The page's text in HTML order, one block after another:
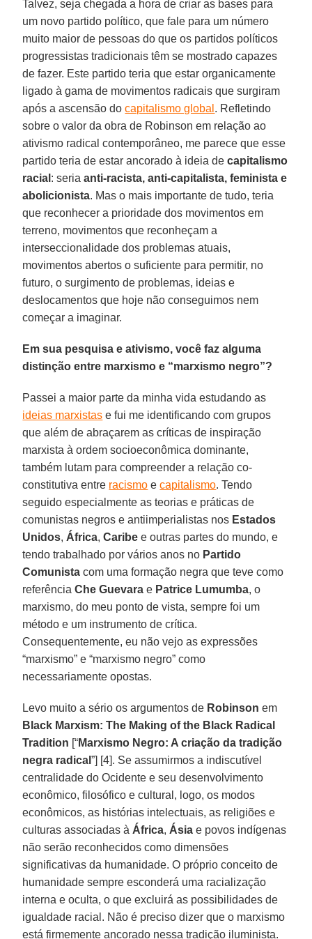
Talvez, seja chegada a hora de criar as bases para
um novo partido político, que fale para um número
muito maior de pessoas do que os partidos políticos
progressistas tradicionais têm se mostrado capazes
de fazer. Este partido teria que estar organicamente
ligado à gama de movimentos radicais que surgiram
após a ascensão docapitalismo global . Refletindo
sobre o valor da obra de Robinson em relação ao
ativismo radical contemporâneo, me parece que esse
partido teria de estar ancorado à ideia decapitalismo
racial : seriaanti-racista, anti-capitalista, feminista e
abolicionista. Mas o mais importante de tudo, teria
que reconhecer a prioridade dos movimentos em
terreno, movimentos que reconheçam a
interseccionalidade dos problemas atuais,
movimentos abertos o suficiente para permitir, no
futuro, o surgimento de problemas, ideias e
deslocamentos que hoje não conseguimos nem
começar a imaginar.
Em sua pesquisa e ativismo, você faz alguma
distinção entre marxismo e “marxismo negro”?
Passei a maior parte da minha vida estudando as
ideias marxistas e fui me identificando com grupos
que além de abraçarem as críticas de inspiração
marxista à ordem socioeconômica dominante,
também lutam para compreender a relação co-
constitutiva entre racismo e capitalismo. Tendo
seguido especialmente as teorias e práticas de
comunistas negros e antiimperialistas nos Estados
Unidos, África,Caribe e outras partes do mundo, e
tendo trabalhado por vários anos no Partido
Comunista com uma formação negra que teve como
referênciaChe Guevara e Patrice Lumumba, o
marxismo, do meu ponto de vista, sempre foi um
método e um instrumento de crítica.
Consequentemente, eu não vejo as expressões
“marxismo” e “marxismo negro” como
necessariamente opostas.
Levo muito a sério os argumentos de Robinson em
Black Marxism: The Making of the Black Radical
Tradition [“Marxismo Negro: A criação da tradição
negra radical”] [4]. Se assumirmos a indiscutível
centralidade do Ocidente e seu desenvolvimento
econômico, filosófico e cultural, logo, os modos
econômicos, as histórias intelectuais, as religiões e
culturas associadas à África, Ásia e povos indígenas
não serão reconhecidos como dimensões
significativas da humanidade. O próprio conceito de
humanidade sempre esconderá uma racialização
interna e oculta, o que excluirá as possibilidades de
igualdade racial. Não é preciso dizer que o marxismo
está firmemente ancorado nessa tradição iluminista.